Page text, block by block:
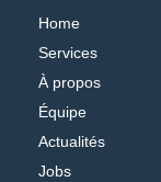
Home
Services
À propos
Équipe
Actualités
Jobs